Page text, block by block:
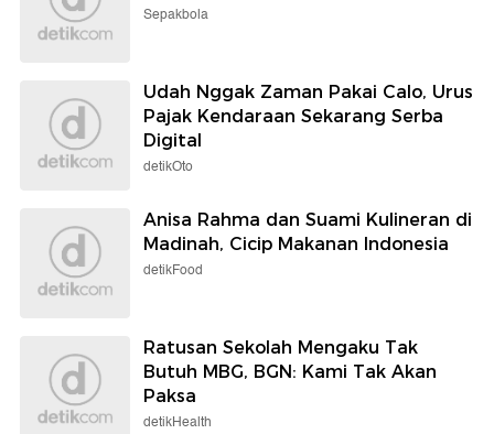
Sepakbola
Udah Nggak Zaman Pakai Calo, Urus
Pajak Kendaraan Sekarang Serba
Digital
detikOto
Anisa Rahma dan Suami Kulineran di
Madinah, Cicip Makanan Indonesia
detikFood
Ratusan Sekolah Mengaku Tak
Butuh MBG, BGN: Kami Tak Akan
Paksa
detikHealth